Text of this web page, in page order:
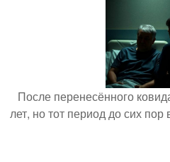
После перенесённого
лет, но тот период до сих пор